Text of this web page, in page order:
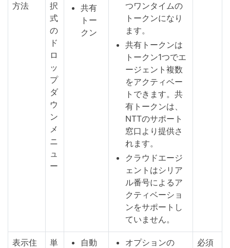
方法
択
式
の
ド
ロ
ッ
プ
ダ
ウ
ン
メ
ニ
ュ
ー
共有
トー
クン
つワンタイムの
トークンになり
ます。
共有トークンは
トークン1つでエ
ージェント複数
をアクティベー
トできます。共
有トークンは、
NTTのサポート
窓口より提供さ
れます。
クラウドエージ
ェントはシリア
ル番号によるア
クティベーショ
ンをサポートし
ていません。
表示住
単
自動
オプションの
必須